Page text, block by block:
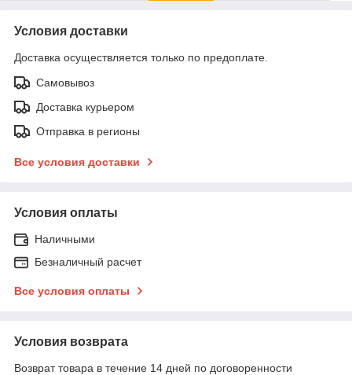
Условия доставки
Доставка осуществляется только по предоплате.
Самовывоз
Доставка курьером
Отправка в регионы
Все условия доставки
Условия оплаты
Наличными
Безналичный расчет
Все условия оплаты
Условия возврата
Возврат товара в течение 14 дней по договоренности